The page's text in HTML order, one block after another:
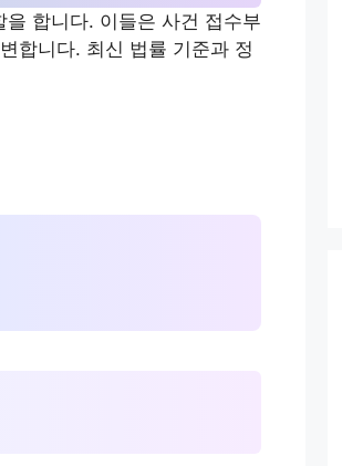
을 합니다. 이들은 사건 접수부
합니다. 최신 법률 기준과 정